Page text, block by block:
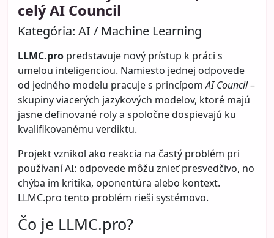
celý AI Council
Kategória: AI / Machine Learning
LLMC.pro predstavuje nový prístup k práci s
umelou inteligenciou. Namiesto jednej odpovede
od jedného modelu pracuje s princípomAI Council–
skupiny viacerých jazykových modelov, ktoré majú
jasne definované roly a spoločne dospievajú ku
kvalifikovanému verdiktu.
Projekt vznikol ako reakcia na častý problém pri
používaní AI: odpovede môžu znieť presvedčivo, no
chýba im kritika, oponentúra alebo kontext.
LLMC.pro tento problém rieši systémovo.
Čo je LLMC.pro?